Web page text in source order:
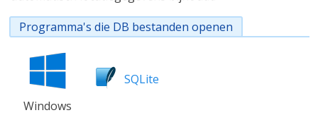
Programma's die DB bestanden openen
Windows
SQLite